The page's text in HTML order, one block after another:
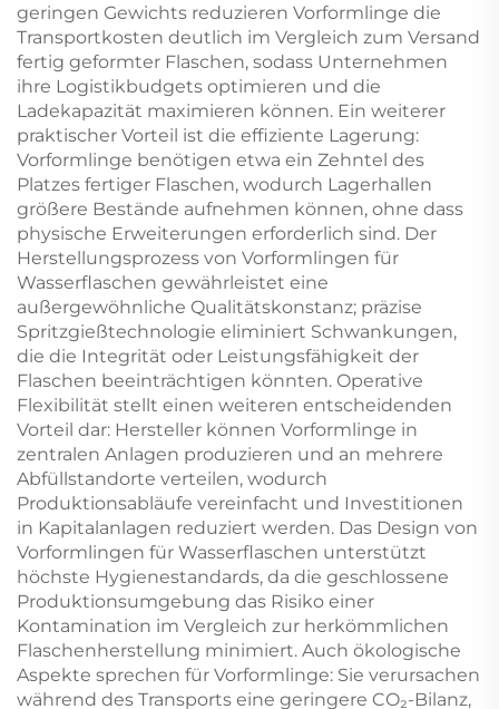
geringen Gewichts reduzieren Vorformlinge die
Transportkosten deutlich im Vergleich zum Versand
fertig geformter Flaschen, sodass Unternehmen
ihre Logistikbudgets optimieren und die
Ladekapazität maximieren können. Ein weiterer
praktischer Vorteil ist die effiziente Lagerung:
Vorformlinge benötigen etwa ein Zehntel des
Platzes fertiger Flaschen, wodurch Lagerhallen
größere Bestände aufnehmen können, ohne dass
physische Erweiterungen erforderlich sind. Der
Herstellungsprozess von Vorformlingen für
Wasserflaschen gewährleistet eine
außergewöhnliche Qualitätskonstanz; präzise
Spritzgießtechnologie eliminiert Schwankungen,
die die Integrität oder Leistungsfähigkeit der
Flaschen beeinträchtigen könnten. Operative
Flexibilität stellt einen weiteren entscheidenden
Vorteil dar: Hersteller können Vorformlinge in
zentralen Anlagen produzieren und an mehrere
Abfüllstandorte verteilen, wodurch
Produktionsabläufe vereinfacht und Investitionen
in Kapitalanlagen reduziert werden. Das Design von
Vorformlingen für Wasserflaschen unterstützt
höchste Hygienestandards, da die geschlossene
Produktionsumgebung das Risiko einer
Kontamination im Vergleich zur herkömmlichen
Flaschenherstellung minimiert. Auch ökologische
Aspekte sprechen für Vorformlinge: Sie verursachen
während des Transports eine geringere CO₂-Bilanz,